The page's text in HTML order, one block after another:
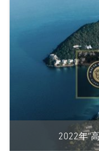
2022年“